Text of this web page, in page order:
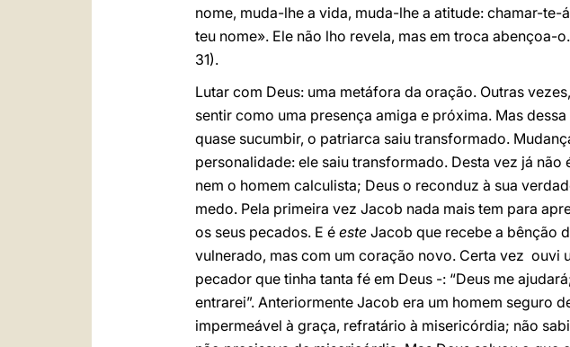
nome, muda-lhe a vida, muda-lhe a atitude: chamar-
teu nome». Ele não lho revela, mas em troca abençoa-
31).
Lutar com Deus: uma metáfora da oração. Outras
sentir como uma presença amiga e próxima. Mas
quase sucumbir, o patriarca saiu transformado.
personalidade: ele saiu transformado. Desta vez já
nem o homem calculista; Deus o reconduz à sua
medo. Pela primeira vez Jacob nada mais tem para
os seus pecados. E é este Jacob que recebe a bênção
vulnerado, mas com um coração novo. Certa vez ouvi
pecador que tinha tanta fé em Deus -: “Deus me
entrarei”. Anteriormente Jacob era um homem seguro
impermeável à graça, refratário à misericórdia; não